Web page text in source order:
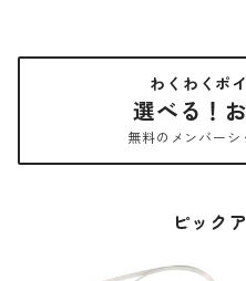
わくわくポ
選べる！
無料のメンバーシ
ピック